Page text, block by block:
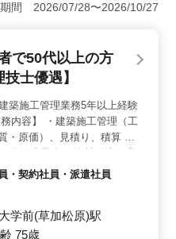
可能で、残業も少なめな
重視しながら働くことが
期休暇、有給休暇など、
、メリハリをつけた働き
厚生＞ 給与は年収200
らに、賞与も年2回支給さ
福利厚生も整っていま
ら、安心して働くことが
均年齢は42歳、男性3：
活躍しています。禁煙環
仕事を提供しています。
く在籍しており、お互い
きます。
間 2026/07/28〜2026/10/27
で50代以上の方
士優遇】
築施工管理業務5年以上経験
内容】 ・建築施工管理（工
・原価）、見積り、積算 等
します ・クレーム対応 【備
士保有者で監理技術者資格者
即戦力人材として急募致しま
す！！ ご応募お待ちしてお
・契約社員・派遣社員
学前(草加松原)駅
75歳